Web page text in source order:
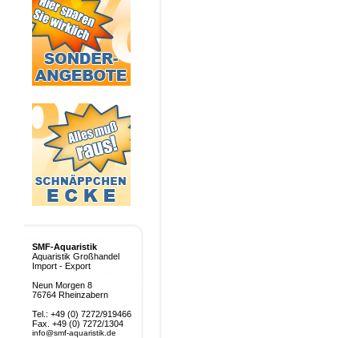
SMF-Aquaristik
Aquaristik Großhandel
Import - Export
Neun Morgen 8
76764 Rheinzabern
Tel.: +49 (0) 7272/919466
Fax. +49 (0) 7272/1304
info@smf-aquaristik.de